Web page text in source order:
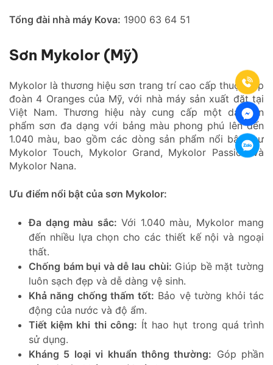
Tổng đài nhà máy Kova: 1900 63 64 51
Sơn Mykolor (Mỹ)
Mykolor là thương hiệu sơn trang trí cao cấp thuộc tập
đoàn 4 Oranges của Mỹ, với nhà máy sản xuất đặt tại
Việt Nam. Thương hiệu này cung cấp một dải sản
phẩm sơn đa dạng với bảng màu phong phú lên đến
1.040 màu, bao gồm các dòng sản phẩm nổi bật như
Mykolor Touch, Mykolor Grand, Mykolor Passion và
Mykolor Nana.
Ưu điểm nổi bật của sơn Mykolor:
Đa dạng màu sắc: Với 1.040 màu, Mykolor mang
đến nhiều lựa chọn cho các thiết kế nội và ngoại
thất.
Chống bám bụi và dễ lau chùi: Giúp bề mặt tường
luôn sạch đẹp và dễ dàng vệ sinh.
Khả năng chống thấm tốt: Bảo vệ tường khỏi tác
động của nước và độ ẩm.
Tiết kiệm khi thi công: Ít hao hụt trong quá trình
sử dụng.
Kháng 5 loại vi khuẩn thông thường: Góp phần